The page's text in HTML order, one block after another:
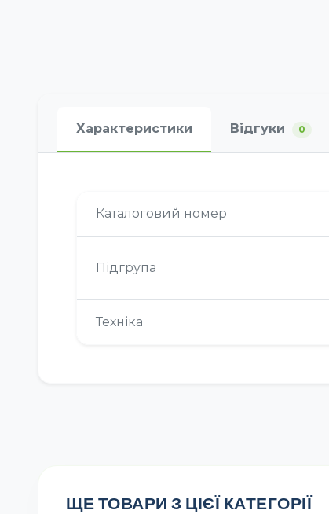
Характеристики Відгуки 0
Каталоговий номер
Підгрупа
Техніка
ЩЕ ТОВАРИ З ЦІЄЇ КАТЕГОРІЇ